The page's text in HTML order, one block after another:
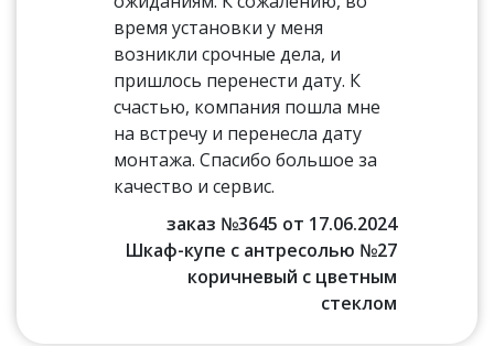
время установки у меня
возникли срочные дела, и
пришлось перенести дату. К
счастью, компания пошла мне
на встречу и перенесла дату
монтажа. Спасибо большое за
качество и сервис.
заказ №3645 от 17.06.2024
Шкаф-купе с антресолью №27
коричневый с цветным
стеклом